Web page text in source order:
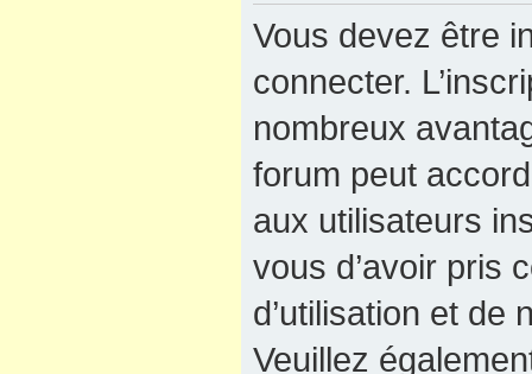
Vous devez être
connecter.
nombreux
forum peut
aux utilisateurs
vous d’avoir pris
d’utilisation et de
Veuillez